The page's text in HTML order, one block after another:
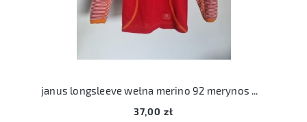
janus longsleeve wełna merino 92 merynos wełniany
37,00 zł